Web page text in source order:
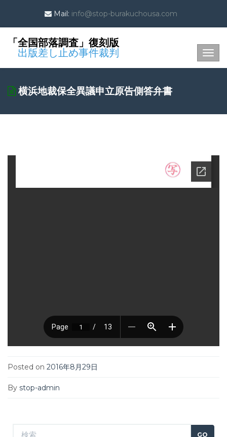
Mail: info@stop-burakuchousa.com
「全国部落調査」復刻版
出版差し止め事件裁判
横浜地裁保全異議申立原告側答弁書
Posted on 2016年8月29日
By stop-admin